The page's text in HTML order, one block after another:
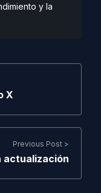
y la
X
Previous Post >
actualización